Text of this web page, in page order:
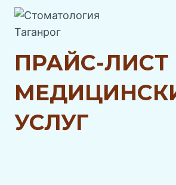
Перейти
содержанию
ПРАЙС-ЛИСТ
УСЛУГ